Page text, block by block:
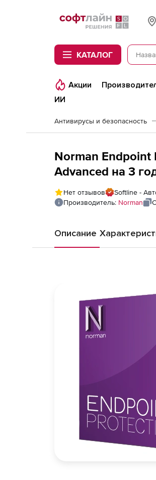
Softline
КАТАЛОГ
Акции
ИИ
Антивирусы и безопасность
Norman Endpoint
Advanced на 3
Нет отзывов
Softline -
Производитель: Norman
Описание